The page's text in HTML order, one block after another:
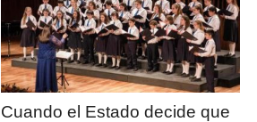
LEER
MAS
Cuando el Estado decide que